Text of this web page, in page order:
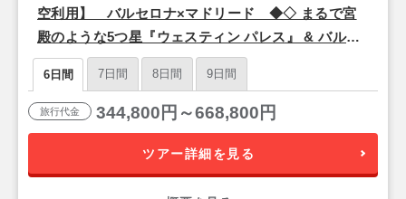
空利用】 バルセロナ×マドリード ◆◇ まるで宮
殿のような5つ星『ウェスティン パレス』 & バルセ
ロナが誇る最高級ホテル『エル パレス』宿泊 ◇◆
6日間
6日間 7日間 8日間 9日間
旅行代金 344,800円～668,800円
ツアー詳細を見る